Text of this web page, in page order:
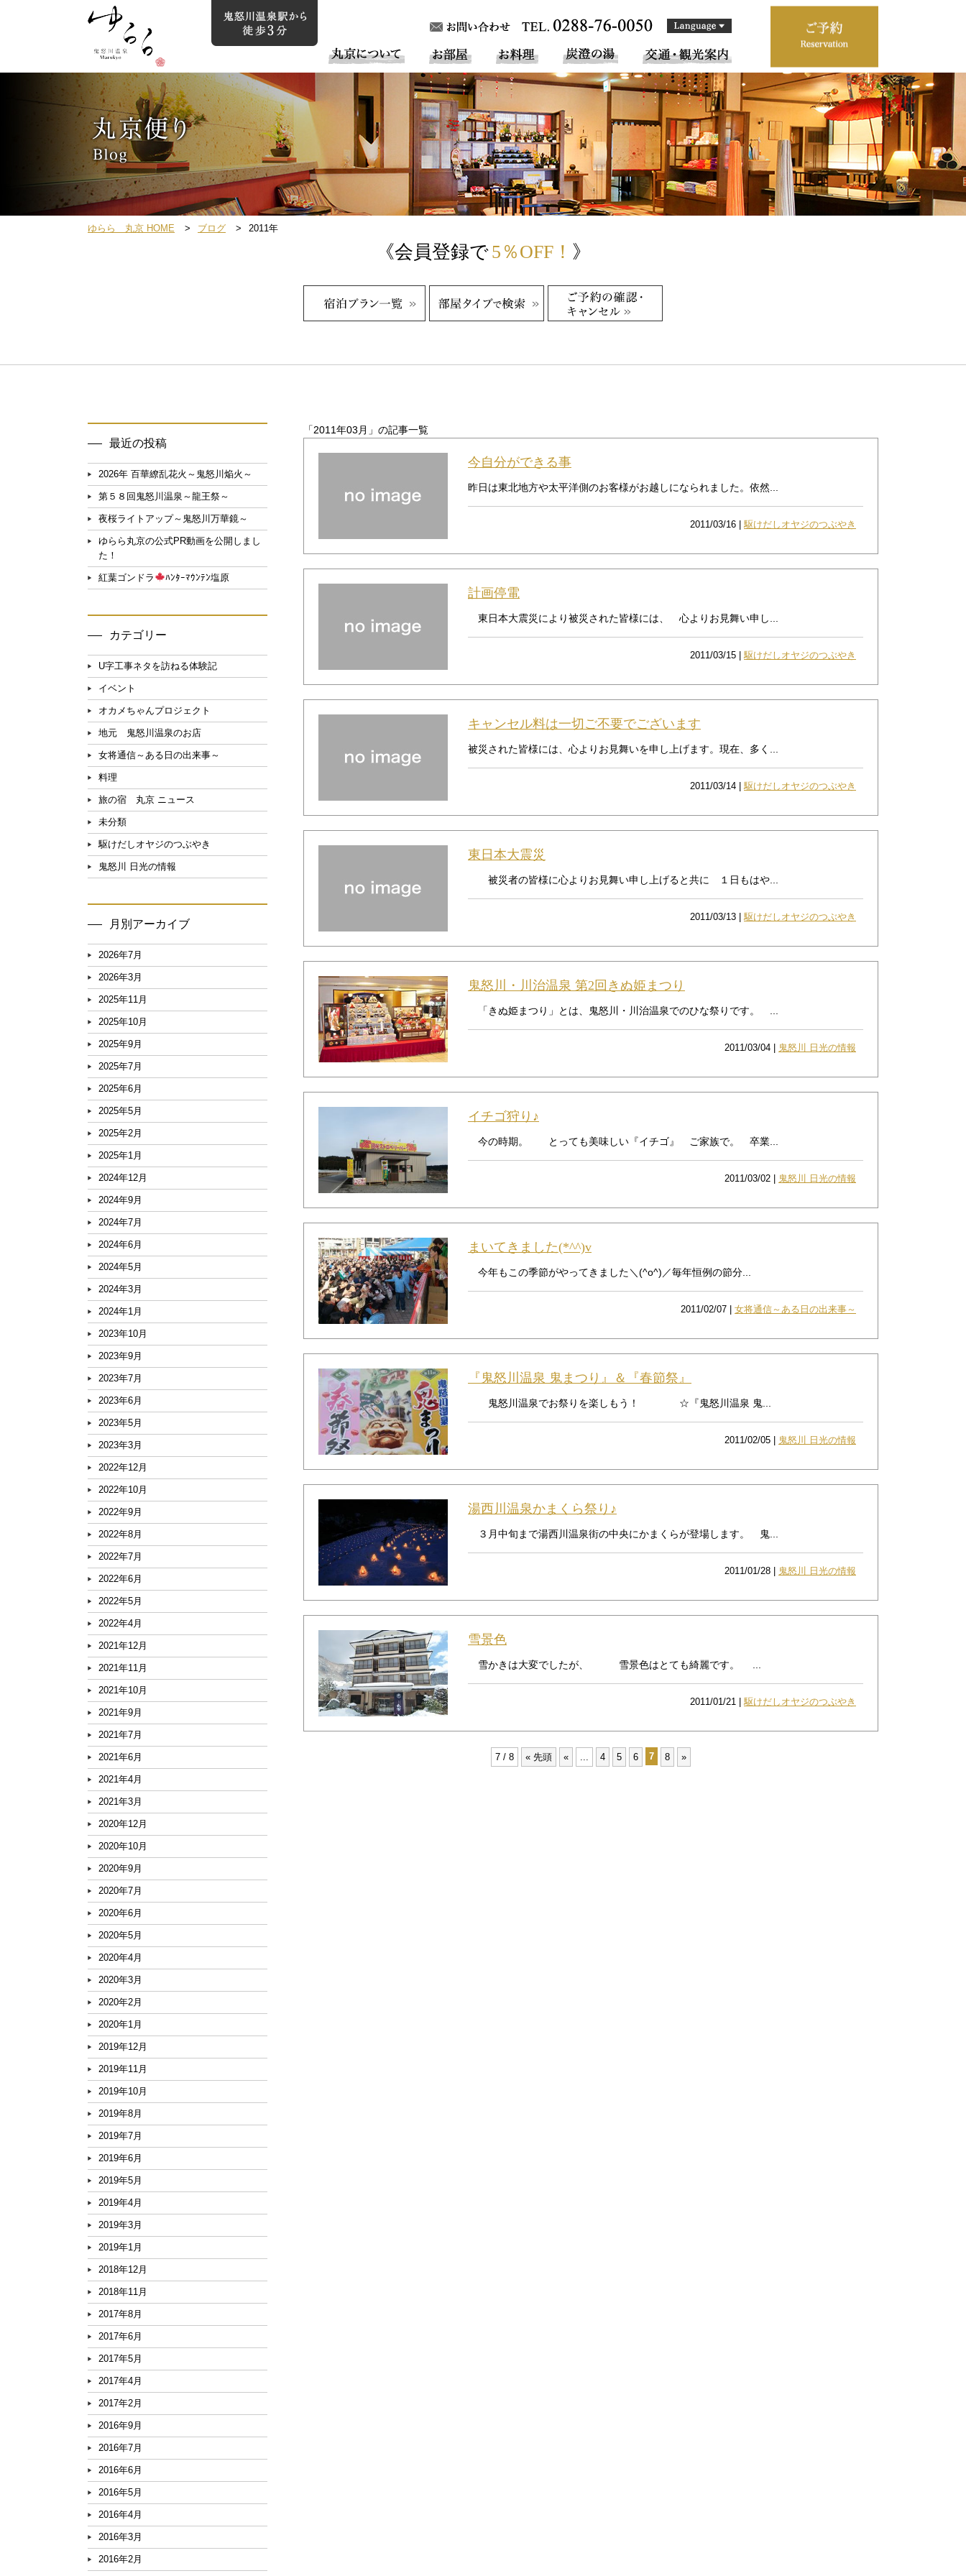
ゆらら 丸京 HOME ブログ 2011年
《会員登録で5％OFF！ 》
「2011年03月」の記事一覧
今自分ができる事
昨日は東北地方や太平洋側のお客様がお越しになられました。依然...
2011/03/16 |駆けだしオヤジのつぶやき
計画停電
東日本大震災により被災された皆様には、 心よりお見舞い申し...
2011/03/15 |駆けだしオヤジのつぶやき
キャンセル料は一切ご不要でございます
被災された皆様には、心よりお見舞いを申し上げます。現在、多く...
2011/03/14 |駆けだしオヤジのつぶやき
東日本大震災
被災者の皆様に心よりお見舞い申し上げると共に １日もはや...
2011/03/13 |駆けだしオヤジのつぶやき
鬼怒川・川治温泉 第2回きぬ姫まつり
「きぬ姫まつり」とは、鬼怒川・川治温泉でのひな祭りです。 ...
2011/03/04 | 鬼怒川 日光の情報
イチゴ狩り♪
今の時期。 とっても美味しい『イチゴ』 ご家族で。 卒業...
2011/03/02 | 鬼怒川 日光の情報
まいてきました(*^^)v
今年もこの季節がやってきました＼(^o^)／毎年恒例の節分...
2011/02/07 | 女将通信～ある日の出来事～
『鬼怒川温泉 鬼まつり』＆『春節祭』
鬼怒川温泉でお祭りを楽しもう！ ☆『鬼怒川温泉 鬼...
2011/02/05 | 鬼怒川 日光の情報
湯西川温泉かまくら祭り♪
３月中旬まで湯西川温泉街の中央にかまくらが登場します。 鬼...
2011/01/28 | 鬼怒川 日光の情報
雪景色
雪かきは大変でしたが、 雪景色はとても綺麗です。 ...
2011/01/21 |駆けだしオヤジのつぶやき
7 / 8 « 先頭 « ... 4 5 6 7 8 »
最近の投稿
2026年 百華繚乱花火～鬼怒川焔火～
第５８回鬼怒川温泉～龍王祭～
夜桜ライトアップ～鬼怒川万華鏡～
ゆらら丸京の公式PR動画を公開しまし
た！
紅葉ゴンドラ ﾊﾝﾀｰﾏｳﾝﾃﾝ塩原
カテゴリー
U字工事ネタを訪ねる体験記
イベント
オカメちゃんプロジェクト
地元 鬼怒川温泉のお店
女将通信～ある日の出来事～
料理
旅の宿 丸京 ニュース
未分類
駆けだしオヤジのつぶやき
鬼怒川 日光の情報
月別アーカイブ
2026年7月
2026年3月
2025年11月
2025年10月
2025年9月
2025年7月
2025年6月
2025年5月
2025年2月
2025年1月
2024年12月
2024年9月
2024年7月
2024年6月
2024年5月
2024年3月
2024年1月
2023年10月
2023年9月
2023年7月
2023年6月
2023年5月
2023年3月
2022年12月
2022年10月
2022年9月
2022年8月
2022年7月
2022年6月
2022年5月
2022年4月
2021年12月
2021年11月
2021年10月
2021年9月
2021年7月
2021年6月
2021年4月
2021年3月
2020年12月
2020年10月
2020年9月
2020年7月
2020年6月
2020年5月
2020年4月
2020年3月
2020年2月
2020年1月
2019年12月
2019年11月
2019年10月
2019年8月
2019年7月
2019年6月
2019年5月
2019年4月
2019年3月
2019年1月
2018年12月
2018年11月
2017年8月
2017年6月
2017年5月
2017年4月
2017年2月
2016年9月
2016年7月
2016年6月
2016年5月
2016年4月
2016年3月
2016年2月